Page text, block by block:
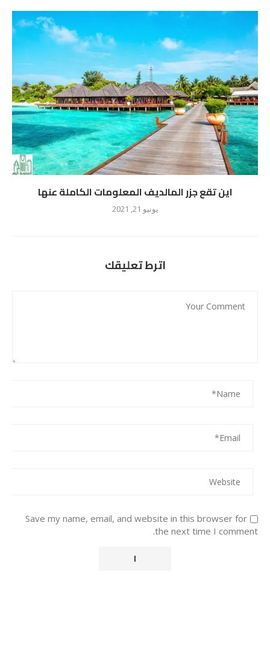
اين تقع جزر المالديف المعلومات الكاملة عنها
يونيو 21, 2021
اترط تعليقك
Save my name, email, and website in this browser for
the next time I comment.